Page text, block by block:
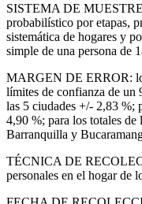
SISTEMA DE
probabilístico por etapas,
sistemática de hogares y
simple de una persona de
MARGEN DE ERROR:
límites de confianza de un
las 5 ciudades +/- 2,83 %;
4,90 %; para los totales
Barranquilla y
TÉCNICA DE
personales en el hogar de